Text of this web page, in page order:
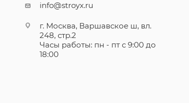
info@stroyx.ru
г. Москва, Варшавское ш, вл.
248, стр.2
Часы работы: пн - пт с 9:00 до
18:00